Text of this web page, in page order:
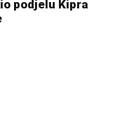
podjelu Kipra